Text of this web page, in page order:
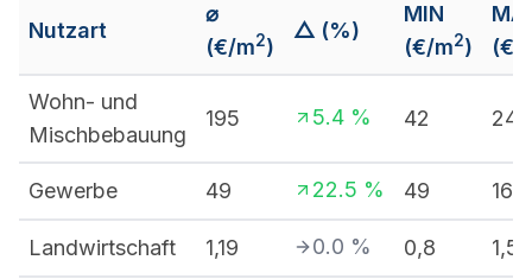
Nutzart
⌀
(€/m2)
△ (%)
MIN
(€/m2)
(€/
Wohn- und
Mischbebauung
195 5.4 % 42 245
Gewerbe 49 22.5 % 49 160
Landwirtschaft 1,19 0.0 % 0,8 1,5